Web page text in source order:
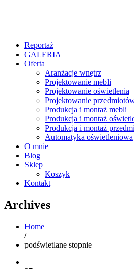
Reportaż
GALERIA
Oferta
Aranżacje wnętrz
Projektowanie mebli
Projektowanie oświetlenia
Projektowanie
Produkcja i montaż mebli
Produkcja i montaż
Produkcja i montaż
Automatyka oświetleniowa
O mnie
Blog
Sklep
Koszyk
Kontakt
Archives
Home
/
podświetlane stopnie